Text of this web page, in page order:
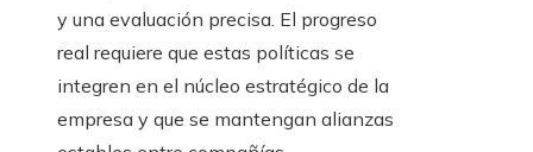
y una evaluación precisa. El progreso
real requiere que estas políticas se
integren en el núcleo estratégico de la
empresa y que se mantengan alianzas